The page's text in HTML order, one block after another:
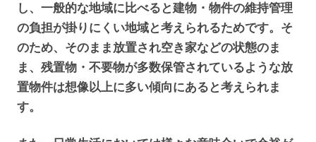
し、一般的な地域に比べると建物・物件の維持管理
の負担が掛りにくい地域と考えられるためです。そ
のため、そのまま放置され空き家などの状態のま
ま、残置物・不要物が多数保管されているような放
置物件は想像以上に多い傾向にあると考えられま
す。